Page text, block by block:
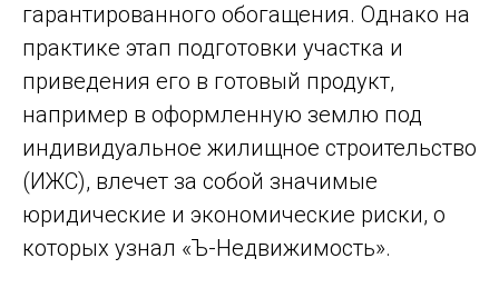
гарантированного обогащения. Однако на
практике этап подготовки участка и
приведения его в готовый продукт,
например в оформленную землю под
индивидуальное жилищное строительство
(ИЖС), влечет за собой значимые
юридические и экономические риски, о
которых узнал «Ъ-Недвижимость».